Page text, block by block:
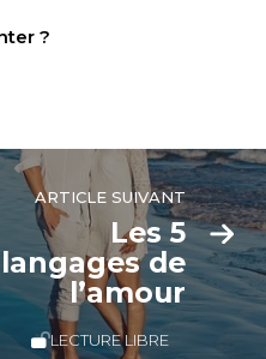
?
ARTICLE SUIVANT
Les 5
langages de
l’amour
LECTURE LIBRE